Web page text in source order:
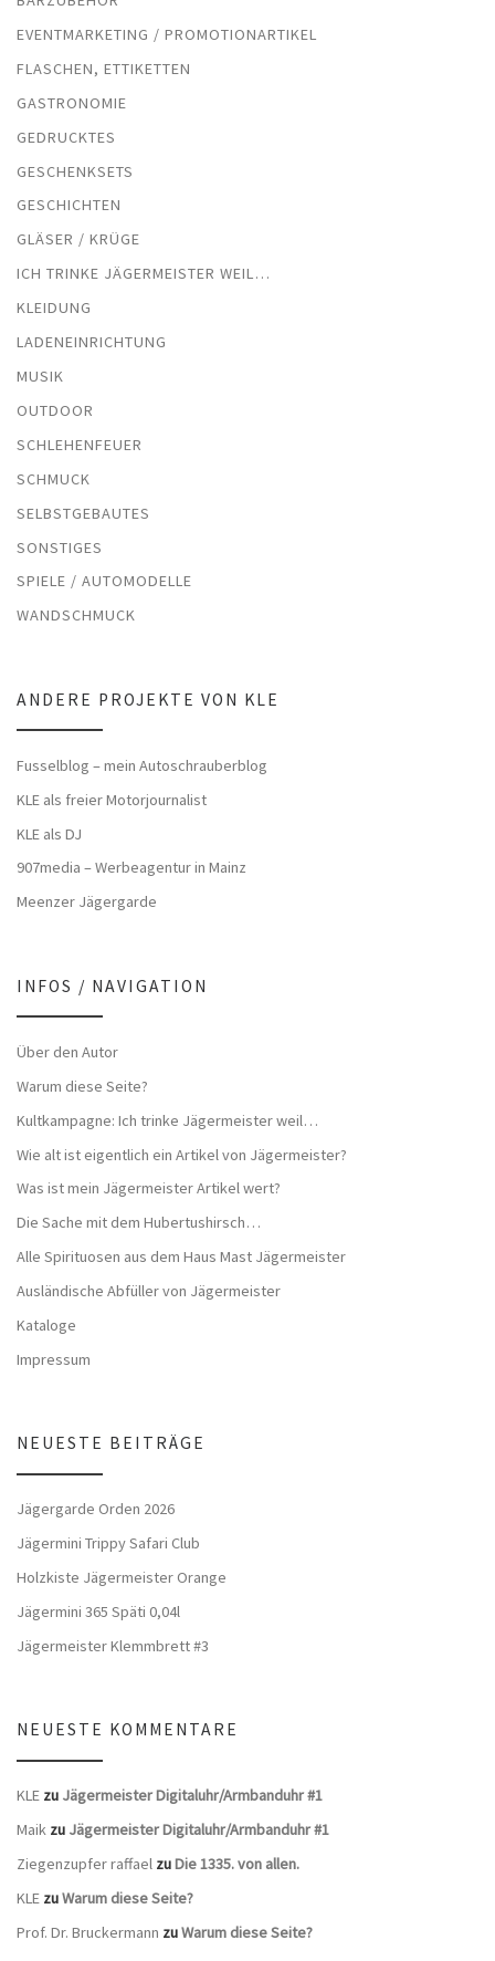
EVENTMARKETING / PROMOTIONARTIKEL
FLASCHEN, ETTIKETTEN
GASTRONOMIE
GEDRUCKTES
GESCHENKSETS
GESCHICHTEN
GLÄSER / KRÜGE
ICH TRINKE JÄGERMEISTER WEIL…
KLEIDUNG
LADENEINRICHTUNG
MUSIK
OUTDOOR
SCHLEHENFEUER
SCHMUCK
SELBSTGEBAUTES
SONSTIGES
SPIELE / AUTOMODELLE
WANDSCHMUCK
ANDERE PROJEKTE VON KLE
Fusselblog – mein Autoschrauberblog
KLE als freier Motorjournalist
KLE als DJ
907media – Werbeagentur in Mainz
Meenzer Jägergarde
INFOS / NAVIGATION
Über den Autor
Warum diese Seite?
Kultkampagne: Ich trinke Jägermeister weil…
Wie alt ist eigentlich ein Artikel von Jägermeister?
Was ist mein Jägermeister Artikel wert?
Die Sache mit dem Hubertushirsch…
Alle Spirituosen aus dem Haus Mast Jägermeister
Ausländische Abfüller von Jägermeister
Kataloge
Impressum
NEUESTE BEITRÄGE
Jägergarde Orden 2026
Jägermini Trippy Safari Club
Holzkiste Jägermeister Orange
Jägermini 365 Späti 0,04l
Jägermeister Klemmbrett #3
NEUESTE KOMMENTARE
KLE zu Jägermeister Digitaluhr/Armbanduhr #1
Maik zu Jägermeister Digitaluhr/Armbanduhr #1
Ziegenzupfer raffael zuDie 1335. von allen.
KLE zuWarum diese Seite?
Prof. Dr. Bruckermann zuWarum diese Seite?